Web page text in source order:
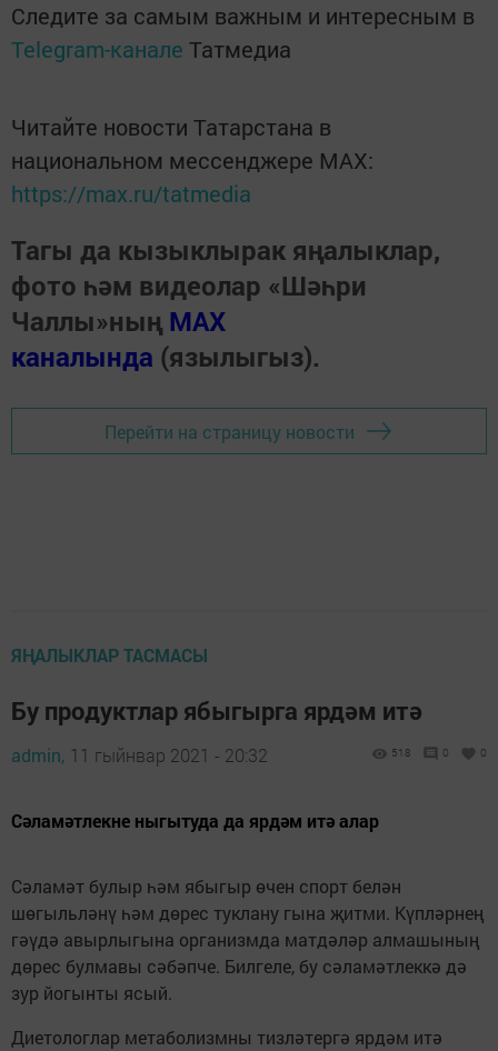
Следите за самым важным и интересным в
Telegram-канале Татмедиа
Читайте новости Татарстана в
национальном мессенджере MАХ:
https://max.ru/tatmedia
Тагы да кызыклырак яңалыклар,
фото һәм видеолар «Шәһри
Чаллы»ның MAX
каналында (язылыгыз).
Перейти на страницу новости
ЯҢАЛЫКЛАР ТАСМАСЫ
Бу продуктлар ябыгырга ярдәм итә
admin, 11 гыйнвар 2021 - 20:32 518 0 0
Сәламәтлекне ныгытуда да ярдәм итә алар
Сәламәт булыр һәм ябыгыр өчен спорт белән
шөгыльләнү һәм дөрес туклану гына җитми. Күпләрнең
гәүдә авырлыгына организмда матдәләр алмашының
дөрес булмавы сәбәпче. Билгеле, бу сәламәтлеккә дә
зур йогынты ясый.
Диетологлар метаболизмны тизләтергә ярдәм итә